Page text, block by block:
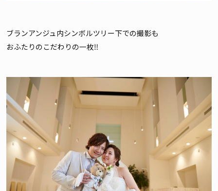
ブランアンジュ内シンボルツリー下での撮影も
おふたりのこだわりの一枚‼